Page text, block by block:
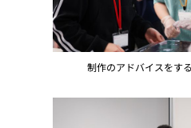
制作のアドバイスをす